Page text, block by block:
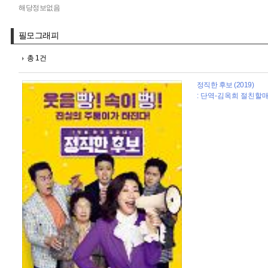
해당정보없음
필모그래피
총 1건
정직한 후보 (2019)
: 단역-김옥희 절친할